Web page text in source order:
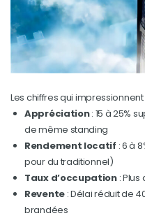
Les chiffres qui impressionnent
Appréciation: 15 à 25%
de même standing
Rendement locatif : 6 à
pour du traditionnel)
Taux d’occupation: Plus
Revente: Délai réduit de
brandées